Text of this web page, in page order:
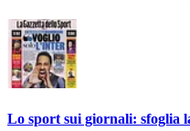
Lo sport sui giornali: sfoglia